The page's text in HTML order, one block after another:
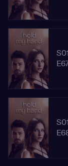
S01
S01